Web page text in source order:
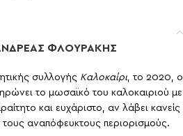
ΦΛΟΥΡΑΚΗΣ
συλλογής Καλοκαίρι , το 2020, ο
το μωσαϊκό του καλοκαιριού με
και ευχάριστο, αν λάβει κανείς
τους αναπόφευκτους περιορισμούς.